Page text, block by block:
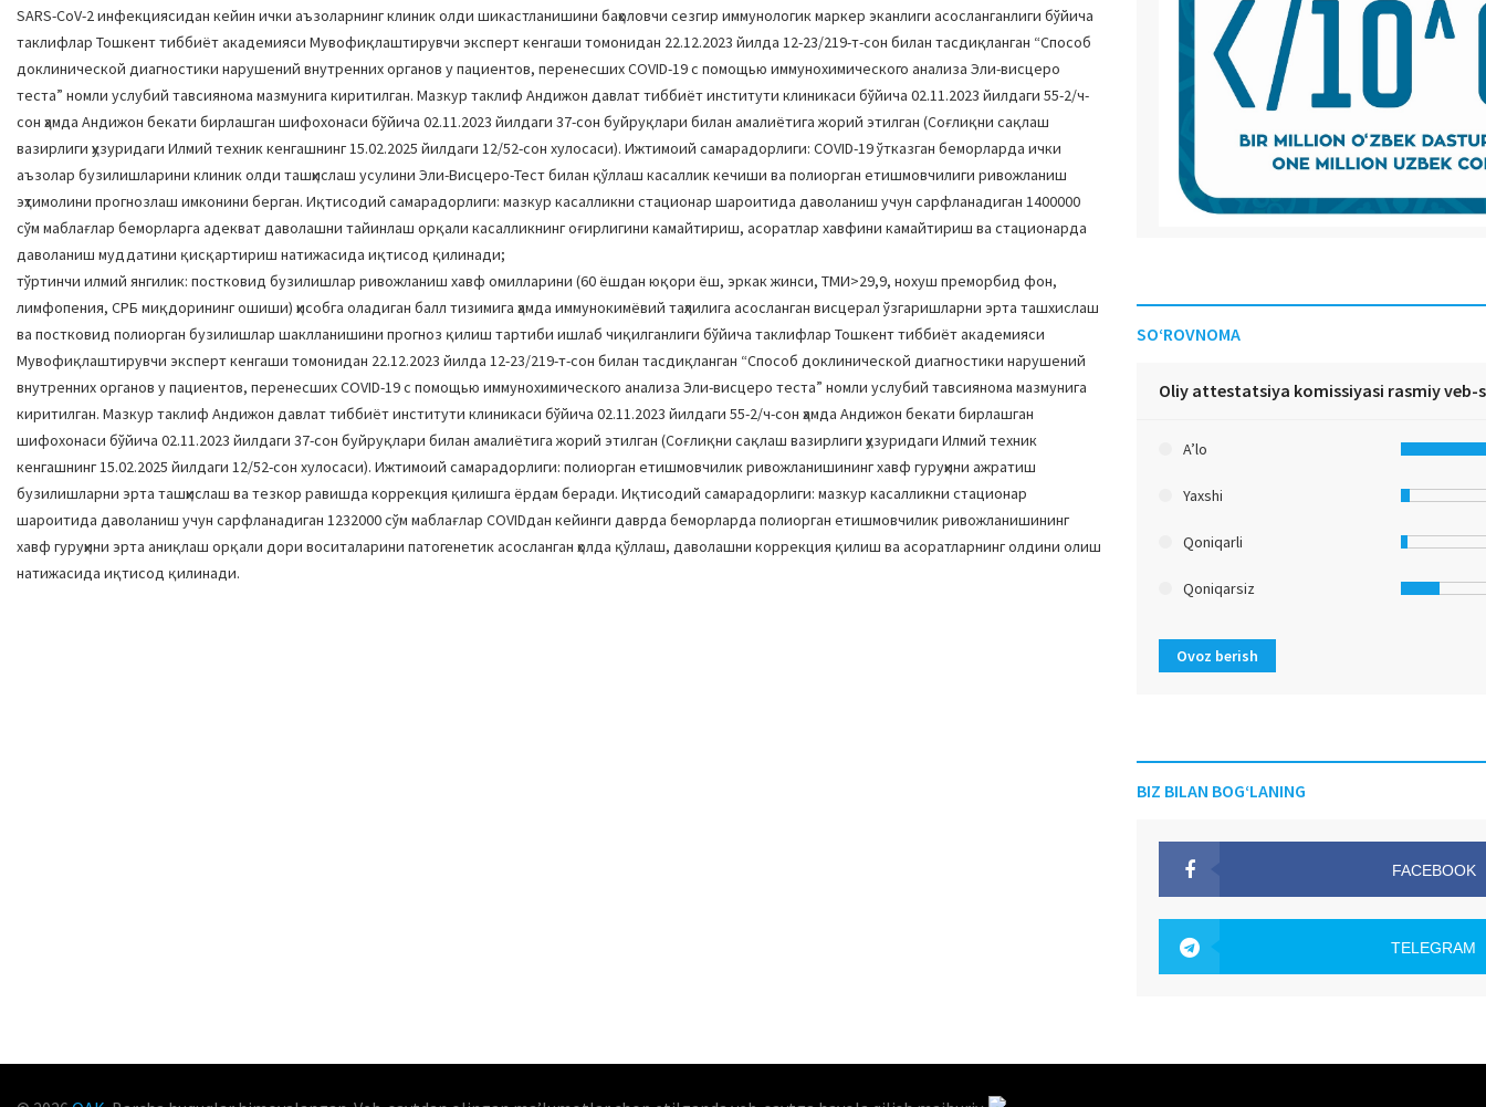
SARS-CoV-2 инфекциясидан кейин ички аъзоларнинг клиник олди шикастланишини баҳоловчи сезгир иммунологик маркер эканлиги асосланганлиги бўйича
таклифлар Тошкент тиббиёт академияси Мувофиқлаштирувчи эксперт кенгаши томонидан 22.12.2023 йилда 12-23/219-т-сон билан тасдиқланган “Способ
доклинической диагностики нарушений внутренних органов у пациентов, перенесших COVID-19 с помощью иммунохимического анализа Эли-висцеро
теста” номли услубий тавсиянома мазмунига киритилган. Мазкур таклиф Андижон давлат тиббиёт институти клиникаси бўйича 02.11.2023 йилдаги 55-2/ч-
сон ҳамда Андижон бекати бирлашган шифохонаси бўйича 02.11.2023 йилдаги 37-сон буйруқлари билан амалиётига жорий этилган (Соғлиқни сақлаш
вазирлиги ҳузуридаги Илмий техник кенгашнинг 15.02.2025 йилдаги 12/52-сон хулосаси). Ижтимоий самарадорлиги: COVID-19 ўтказган беморларда ички
аъзолар бузилишларини клиник олди ташҳислаш усулини Эли-Висцеро-Тест билан қўллаш касаллик кечиши ва полиорган етишмовчилиги ривожланиш
эҳтимолини прогнозлаш имконини берган. Иқтисодий самарадорлиги: мазкур касалликни стационар шароитида даволаниш учун сарфланадиган 1400000
сўм маблағлар беморларга адекват даволашни тайинлаш орқали касалликнинг оғирлигини камайтириш, асоратлар хавфини камайтириш ва стационарда
даволаниш муддатини қисқартириш натижасида иқтисод қилинади;
тўртинчи илмий янгилик: постковид бузилишлар ривожланиш хавф омилларини (60 ёшдан юқори ёш, эркак жинси, ТМИ>29,9, нохуш преморбид фон,
лимфопения, СРБ миқдорининг ошиши) ҳисобга оладиган балл тизимига ҳамда иммунокимёвий таҳлилига асосланган висцерал ўзгаришларни эрта ташхислаш
ва постковид полиорган бузилишлар шаклланишини прогноз қилиш тартиби ишлаб чиқилганлиги бўйича таклифлар Тошкент тиббиёт академияси
Мувофиқлаштирувчи эксперт кенгаши томонидан 22.12.2023 йилда 12-23/219-т-сон билан тасдиқланган “Способ доклинической диагностики нарушений
внутренних органов у пациентов, перенесших COVID-19 с помощью иммунохимического анализа Эли-висцеро теста” номли услубий тавсиянома мазмунига
киритилган. Мазкур таклиф Андижон давлат тиббиёт институти клиникаси бўйича 02.11.2023 йилдаги 55-2/ч-сон ҳамда Андижон бекати бирлашган
шифохонаси бўйича 02.11.2023 йилдаги 37-сон буйруқлари билан амалиётига жорий этилган (Соғлиқни сақлаш вазирлиги ҳузуридаги Илмий техник
кенгашнинг 15.02.2025 йилдаги 12/52-сон хулосаси). Ижтимоий самарадорлиги: полиорган етишмовчилик ривожланишининг хавф гуруҳини ажратиш
бузилишларни эрта ташҳислаш ва тезкор равишда коррекция қилишга ёрдам беради. Иқтисодий самарадорлиги: мазкур касалликни стационар
шароитида даволаниш учун сарфланадиган 1232000 сўм маблағлар COVIDдан кейинги даврда беморларда полиорган етишмовчилик ривожланишининг
хавф гуруҳини эрта аниқлаш орқали дори воситаларини патогенетик асосланган ҳолда қўллаш, даволашни коррекция қилиш ва асоратларнинг олдини олиш
натижасида иқтисод қилинади.
SO‘ROVNOMA
Oliy attestatsiya komissiyasi rasmiy
A’lo
Yaxshi
Qoniqarli
Qoniqarsiz
Ovoz berish
BIZ BILAN BOG‘LANING
FACEBOOK
TELEGRAM